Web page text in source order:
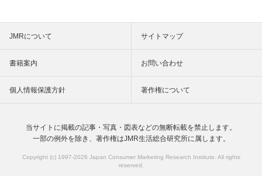
JMRについて サイトマップ
書籍案内 お問い合わせ
個人情報保護方針 著作権について
当サイトに掲載の記事・写真・図表などの無断転載を禁止します。
一部の例外を除き、著作権はJMR生活総合研究所に属します。
Copyright (c) 1997-2026 Japan Consumer Marketing Research Institute. All rights
reserved.